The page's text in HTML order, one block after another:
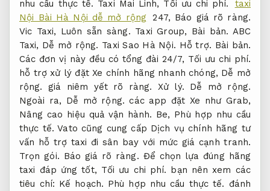
nhu cầu thực tế. Taxi Mai Linh, Tối ưu chi phí.
taxi
Nội Bài Hà Nội dễ mở rộng 247, Báo giá rõ ràng.
Vic Taxi, Luôn sẵn sàng. Taxi Group, Bài bản. ABC
Taxi, Dễ mở rộng. Taxi Sao Hà Nội. Hỗ trợ. Bài bản.
Các đơn vị này đều có tổng đài 24/7, Tối ưu chi phí.
hỗ trợ xử lý đặt Xe chính hãng nhanh chóng, Dễ mở
rộng. giá niêm yết rõ ràng. Xử lý.
Dễ mở rộng.
Ngoài ra, Dễ mở rộng. các app đặt Xe như Grab,
Nâng cao hiệu quả vận hành. Be, Phù hợp nhu cầu
thực tế. Vato cũng cung cấp Dịch vụ chính hãng tư
vấn hỗ trợ taxi đi sân bay với mức giá cạnh tranh.
Trọn gói. Báo giá rõ ràng. Để chọn lựa đúng hãng
taxi đáp ứng tốt, Tối ưu chi phí. bạn nên xem các
tiêu chí: Kế hoạch. Phù hợp nhu cầu thực tế. đánh